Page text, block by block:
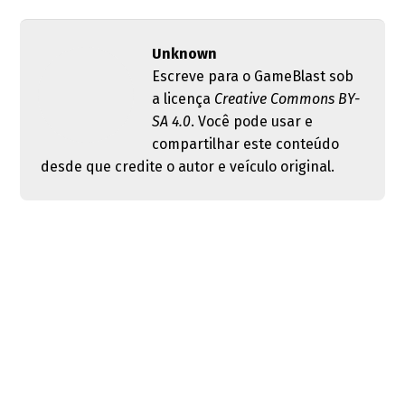
Unknown
Escreve para o GameBlast sob
a licença Creative Commons BY-
SA 4.0. Você pode usar e
compartilhar este conteúdo
desde que credite o autor e veículo original.